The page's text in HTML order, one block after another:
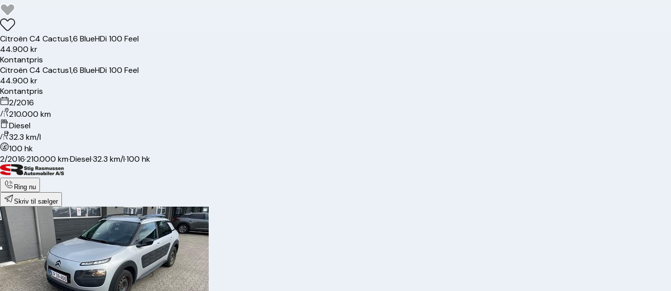
CitroënC4 Cactus1,6 BlueHDi 100 Feel
44.900 kr
Kontantpris
CitroënC4 Cactus1,6 BlueHDi 100 Feel
44.900 kr
Kontantpris
2/2016
210.000 km
Diesel
32.3 km/l
100 hk
2/2016·210.000 km·Diesel·32.3 km/l·100 hk
Ring nu
Skriv til sælger